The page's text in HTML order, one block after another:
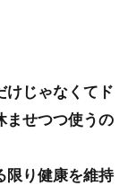
けじゃなくてド
ませつつ使うの
限り健康を維持